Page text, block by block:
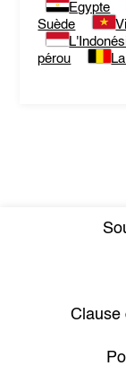
Egypte
Suède
pérou
Clause